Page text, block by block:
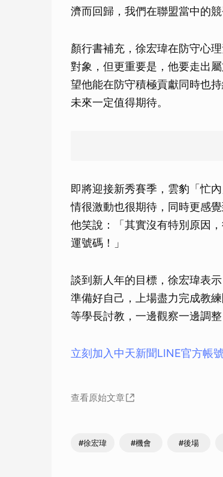
濟而回歸，我們在聯盟當中的競
顏行書補充，徐宏瑋在防守心
對象，但更重要是，他要走出
望他能在防守積極貢獻同時也
未來一定值得期待。
即將迎接新秀賽季，雲豹「忙
情很激動也很期待，同時更感
他笑說：「其實沒有特別原因
運號碼！」
談到新人年的目標，徐宏瑋表
準備好自己，上場盡力完成教
等學長討教，一邊觀察一邊調
立刻加入中天新聞LINE官方帳
查看原始文章
#徐宏瑋 #機會 #後場